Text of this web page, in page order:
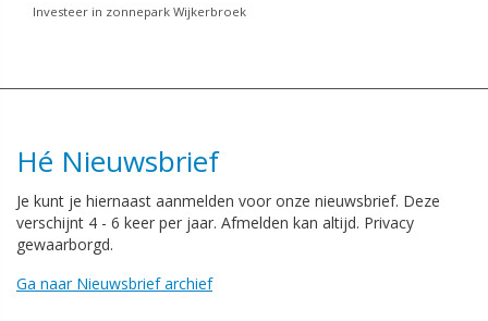
Investeer in zonnepark Wijkerbroek
Hé Nieuwsbrief
Je kunt je hiernaast aanmelden voor onze nieuwsbrief. Deze
verschijnt 4 - 6 keer per jaar. Afmelden kan altijd. Privacy
gewaarborgd.
Ga naar Nieuwsbrief archief